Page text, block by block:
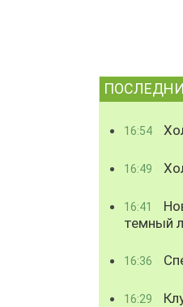
16:54
16:49
16:41
темный
16:36
16:29